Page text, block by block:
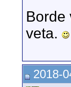
Borde
veta.
2018-